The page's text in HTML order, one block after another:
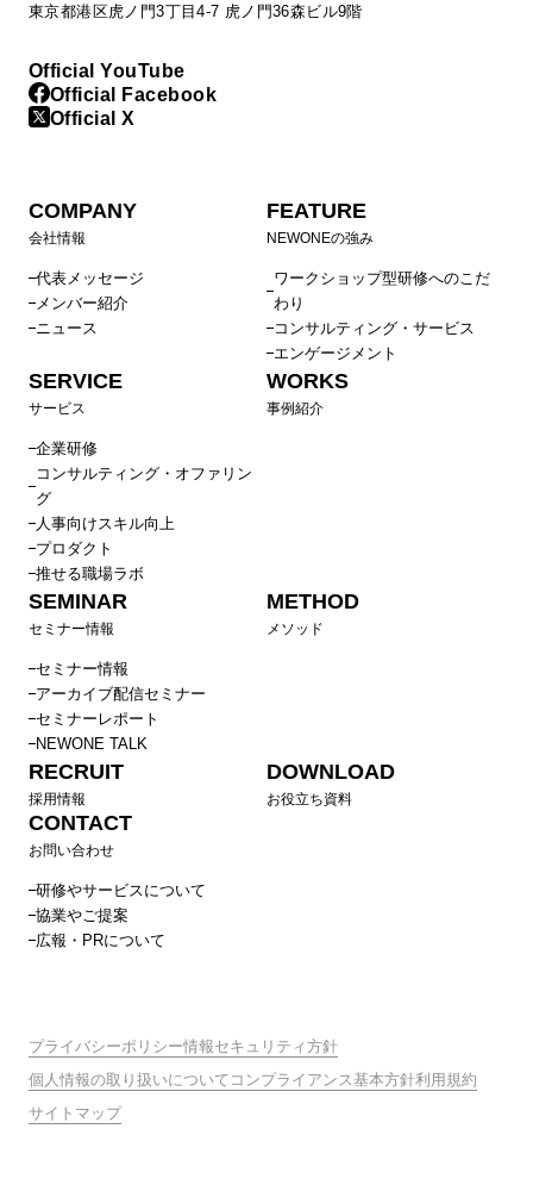
東京都港区虎ノ門3丁目4-7 虎ノ門36森ビル9階
Official YouTube
Official Facebook
Official X
COMPANY
会社情報
代表メッセージ
メンバー紹介
ニュース
FEATURE
NEWONEの強み
ワークショップ型研修へのこだ
わり
コンサルティング・サービス
エンゲージメント
SERVICE
サービス
企業研修
コンサルティング・オファリン
グ
人事向けスキル向上
プロダクト
推せる職場ラボ
WORKS
事例紹介
SEMINAR
セミナー情報
セミナー情報
アーカイブ配信セミナー
セミナーレポート
NEWONE TALK
METHOD
メソッド
RECRUIT
採用情報
DOWNLOAD
お役立ち資料
CONTACT
お問い合わせ
研修やサービスについて
協業やご提案
広報・PRについて
プライバシーポリシー情報セキュリティ方針
個人情報の取り扱いについて コンプライアンス基本方針利用規約
サイトマップ